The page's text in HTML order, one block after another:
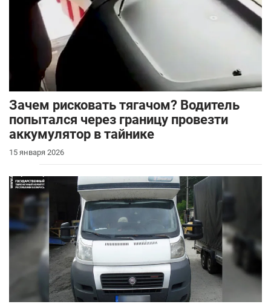
Зачем рисковать тягачом? Водитель
попытался через границу провезти
аккумулятор в тайнике
15 января 2026